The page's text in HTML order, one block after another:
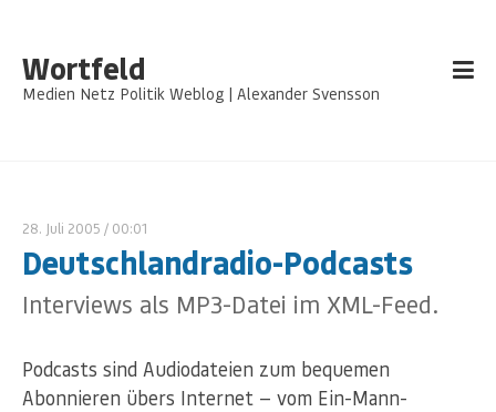
Wortfeld
Medien Netz Politik Weblog | Alexander Svensson
28. Juli 2005 / 00:01
Deutschlandradio-Podcasts
Interviews als MP3-Datei im XML-Feed.
Podcasts sind Audiodateien zum bequemen
Abonnieren übers Internet — vom Ein-Mann-